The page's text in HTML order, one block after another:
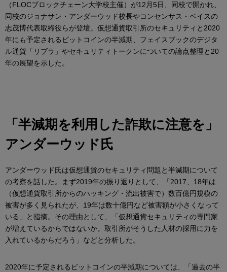
（FLOCブロックチェーン大学校主催）が12月5日、同校で開かれ、
同校のジョナサン・アンダーウッド校長やコンセンサス・ベイスの
志茂博代表取締役らが登壇。仮想通貨取引所のセキュリティと2020
年にも予定されるビットコインの半減期、フェイスブックのデジタ
ル通貨「リブラ」やセキュリティトークンについての論点整理と20
年の展望を示した。
「半減期を利用した詐欺に注意を」
アンダーウッド氏
アンダーウッド氏は仮想通貨のセキュリティ問題と半減期について
の考察を話した。まず2019年の振り返りとして、「2017、18年は
（仮想通貨取引所からのハッキング・流出被害で）数百億円規模の
被害が多く見られたが、19年は数十億円など被害額が小さくなって
いる」と指摘。その理由として、「仮想通貨セキュリティの専門家
が増えているからではないか。取引所がそうした人材の採用に力を
入れているからだろう」などと分析した。
2020年に予定されるビットコインの半減期については、「過去の半